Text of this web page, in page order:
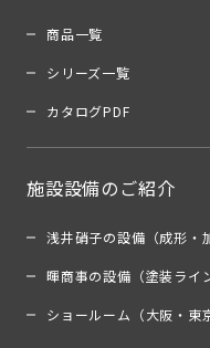
商品一覧
シリーズ一覧
カタログPDF
施設設備のご紹介
浅井硝子の設備（成形・
暉商事の設備（塗装ライ
ショールーム（大阪・東